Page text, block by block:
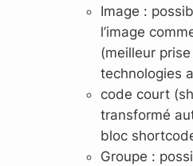
Image :
l’image
(meilleur
technologies
code court
transformé
bloc
Groupe :